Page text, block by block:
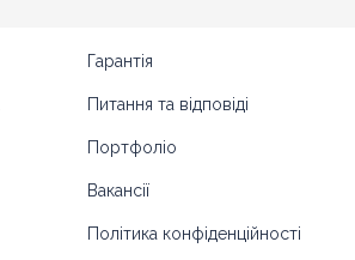
Гарантія
Питання та відповіді
Портфоліо
Вакансії
Політика конфіденційності